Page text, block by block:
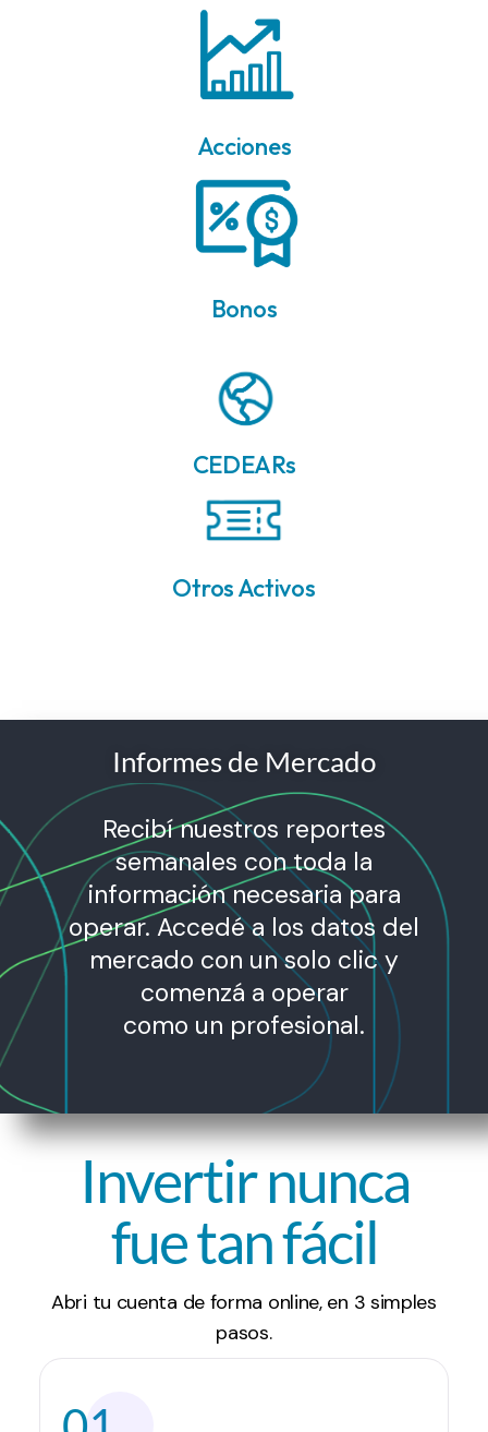
Acciones
Bonos
CEDEARs
Otros Activos
Informes de Mercado​
Recibí nuestros reportes
semanales con toda la
información necesaria para
operar. Accedé a los datos del
mercado con un solo clic y
comenzá a operar
como un profesional.
Invertir nunca
fue tan fácil
Abri tu cuenta de forma online, en 3 simples
pasos.